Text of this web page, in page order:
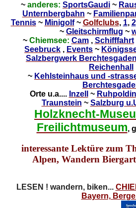
~ anderes: SportsGaudi ~
Unternbergbahn ~
Tennis~ Minigolf~ Golfclubs, 1, 2
~ Gleitschirmflug ~
~ Chiemsee: Cam, Schifffahrt
Seebruck , Events ~
Salzbergwerk
Reichenhall
~ Kehlsteinhaus und -
Orte u.a.... Inzell ~
Traunstein ~ Salzburg
Holzknecht-
Freilichtmuseum,
interessante Lektüre zum
Alpen, Wandern
LESEN ! wandern, biken...
Bayern,